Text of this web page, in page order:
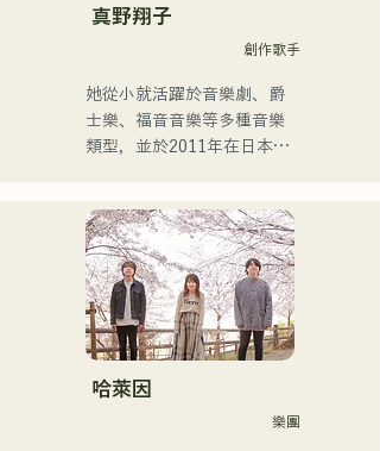
に、自身の表現を発信中。
真野翔子
創作歌手
她從小就活躍於音樂劇、爵
士樂、福音音樂等多種音樂
類型，並於2011年在日本出
心，在各種媒體上亮相，也
參與了許多企業廣告歌曲和
電影的製作。
2014年至2017年，她以東京
為據點，活躍於多個領域，
包括為寶礦力水特電視廣告
作曲、在富士電視台
哈萊因
樂團